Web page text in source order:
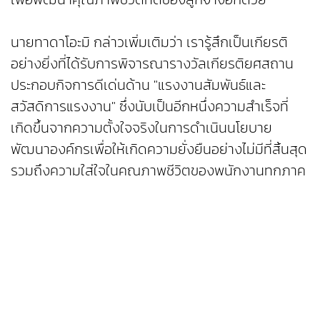
นายทาดาโอะมิ กล่าวเพิ่มเติมว่า เรารู้สึกเป็นเกียรติ
อย่างยิ่งที่ได้รับการพิจารณารางวัลเกียรติยศสถาน
ประกอบกิจการดีเด่นด้าน "แรงงานสัมพันธ์และ
สวัสดิการแรงงาน" ซึ่งนับเป็นอีกหนึ่งความสำเร็จที่
เกิดขึ้นจากความตั้งใจจริงในการดำเนินนโยบาย
พัฒนาองค์กรเพื่อให้เกิดความยั่งยืนอย่างไม่มีที่สิ้นสุด
รวมถึงความใส่ใจในคุณภาพชีวิตของพนักงานทุกภาค